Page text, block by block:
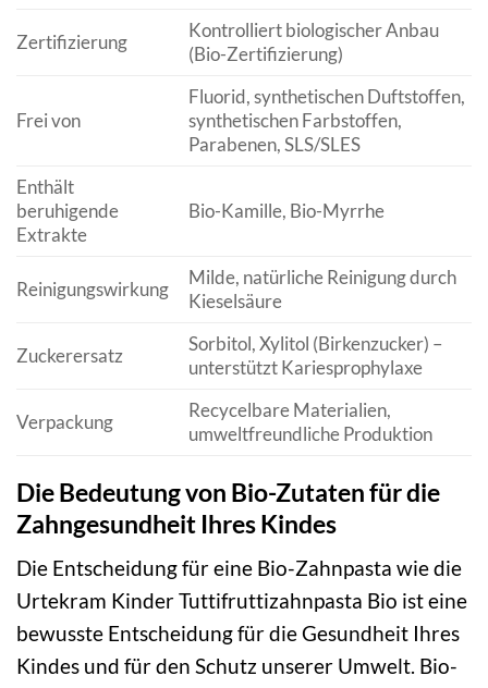
Zertifizierung
Kontrolliert biologischer Anbau
(Bio-Zertifizierung)
Frei von
Fluorid, synthetischen Duftstoffen,
synthetischen Farbstoffen,
Parabenen, SLS/SLES
Enthält
beruhigende
Extrakte
Bio-Kamille, Bio-Myrrhe
Reinigungswirkung
Milde, natürliche Reinigung durch
Kieselsäure
Zuckerersatz
Sorbitol, Xylitol (Birkenzucker) –
unterstützt Kariesprophylaxe
Verpackung
Recycelbare Materialien,
umweltfreundliche Produktion
Die Bedeutung von Bio-Zutaten für die
Zahngesundheit Ihres Kindes
Die Entscheidung für eine Bio-Zahnpasta wie die
Urtekram Kinder Tuttifruttizahnpasta Bio ist eine
bewusste Entscheidung für die Gesundheit Ihres
Kindes und für den Schutz unserer Umwelt. Bio-